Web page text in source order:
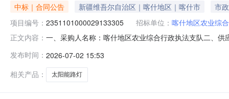
中标｜合同公告 新疆维吾尔自治区｜喀什地区｜喀什市
市
项目编号： 2351101000029133305 招标单位： 喀什地区农业综
正文内容： 一、采购人名称：喀什地区农业综合行政执法支队二、
路灯个27.00150040500服务要求或标的基本概况：七、
发布时间： 2026-07-02 15:53
相关产品：
太阳能路灯